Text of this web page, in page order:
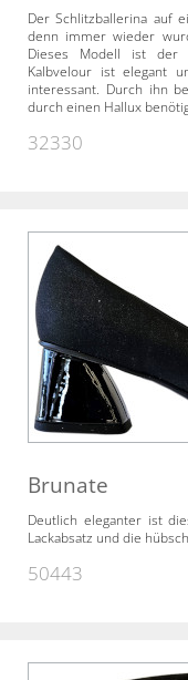
Der Schlitzballerina auf
denn immer wieder
Dieses Modell ist der
Kalbvelour ist elegant
interessant. Durch ihn
durch einen Hallux
32330
Brunate
Deutlich eleganter ist
Lackabsatz und die
50443